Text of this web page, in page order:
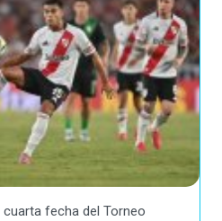
cuarta fecha del Torneo